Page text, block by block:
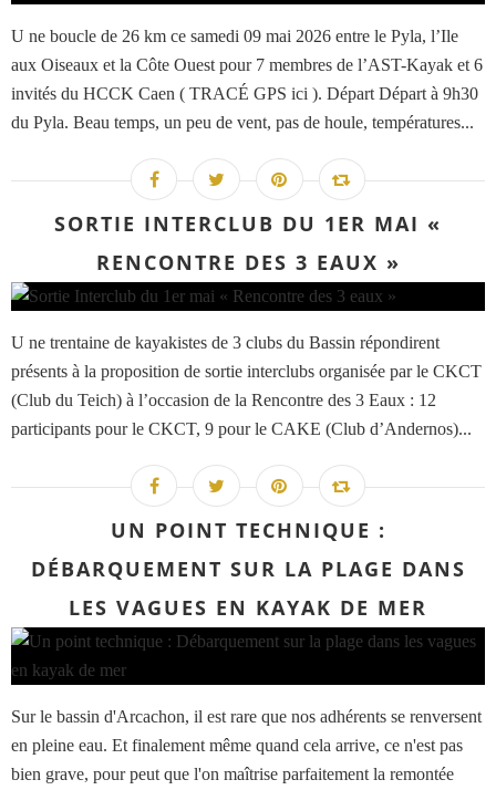
U ne boucle de 26 km ce samedi 09 mai 2026 entre le Pyla, l’Ile
aux Oiseaux et la Côte Ouest pour 7 membres de l’AST-Kayak et 6
invités du HCCK Caen ( TRACÉ GPS ici ). Départ Départ à 9h30
du Pyla. Beau temps, un peu de vent, pas de houle, températures...
SORTIE INTERCLUB DU 1ER MAI «
RENCONTRE DES 3 EAUX »
U ne trentaine de kayakistes de 3 clubs du Bassin répondirent
présents à la proposition de sortie interclubs organisée par le CKCT
(Club du Teich) à l’occasion de la Rencontre des 3 Eaux : 12
participants pour le CKCT, 9 pour le CAKE (Club d’Andernos)...
UN POINT TECHNIQUE :
DÉBARQUEMENT SUR LA PLAGE DANS
LES VAGUES EN KAYAK DE MER
Sur le bassin d'Arcachon, il est rare que nos adhérents se renversent
en pleine eau. Et finalement même quand cela arrive, ce n'est pas
bien grave, pour peut que l'on maîtrise parfaitement la remontée